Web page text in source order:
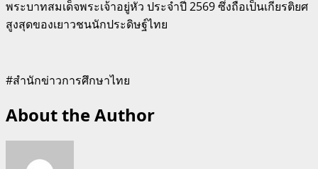
พระบาทสมเด็จพระเจ้าอยู่หัว ประจำปี 2569 ซึ่งถือเป็นเกียรติยศ
สูงสุดของเยาวชนนักประดิษฐ์ไทย
#สำนักข่าวการศึกษาไทย
About the Author